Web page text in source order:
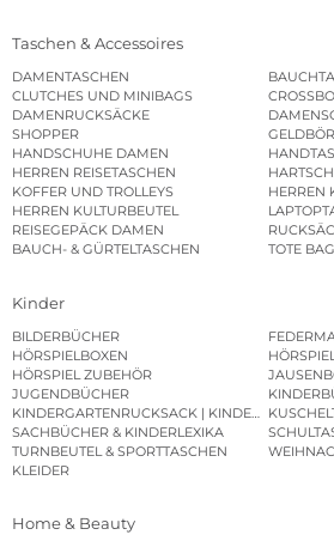
Taschen & Accessoires
DAMENTASCHEN
CLUTCHES UND MINIBAGS
DAMENRUCKSÄCKE
SHOPPER
HANDSCHUHE DAMEN
HERREN REISETASCHEN
KOFFER UND TROLLEYS
HERREN
HERREN KULTURBEUTEL
REISEGEPÄCK DAMEN
BAUCH- & GÜRTELTASCHEN
TOTE BAG
Kinder
BILDERBÜCHER
HÖRSPIELBOXEN
HÖRSPIEL ZUBEHÖR
JUGENDBÜCHER
KINDERGARTENRUCKSACK |
SACHBÜCHER & KINDERLEXIKA
TURNBEUTEL & SPORTTASCHEN
KLEIDER
Home & Beauty